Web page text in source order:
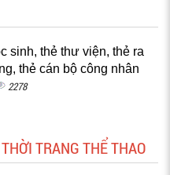
sinh, thẻ thư viện, thẻ ra
thẻ cán bộ công nhân
2278
TRANG THỂ THAO